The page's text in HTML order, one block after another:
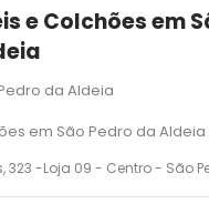
e Colchões em
da Aldeia
em São Pedro da Aldeia
09 - Centro - São Pedro da Aldeia, RJ -